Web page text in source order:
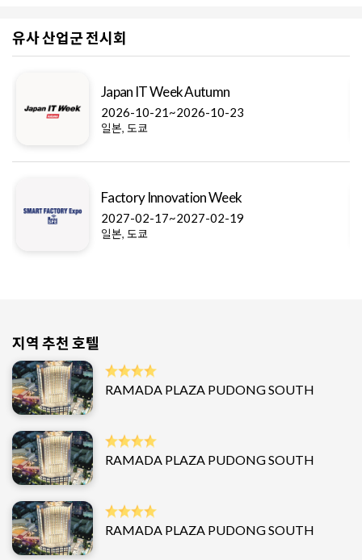
유사 산업군 전시회
Japan IT Week Autumn
2026-10-21~2026-10-23
일본, 도쿄
Factory Innovation Week
2027-02-17~2027-02-19
일본, 도쿄
지역 추천 호텔
RAMADA PLAZA PUDONG SOUTH
RAMADA PLAZA PUDONG SOUTH
RAMADA PLAZA PUDONG SOUTH